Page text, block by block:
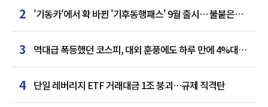
2 '기동카'에서 확 바뀐 '기후동행패스' 9월 출시… 불붙은
카드사 경쟁
3
역대급 폭등했던 코스피, 대외 훈풍에도 하루 만에 4%대
급락
4 단일 레버리지 ETF 거래대금 1조 붕괴…규제 직격탄